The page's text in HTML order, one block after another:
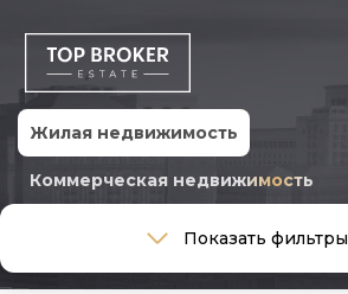
Жилая недвижимость
Коммерческая недвижимость
Тип сделки
Показать фильтры